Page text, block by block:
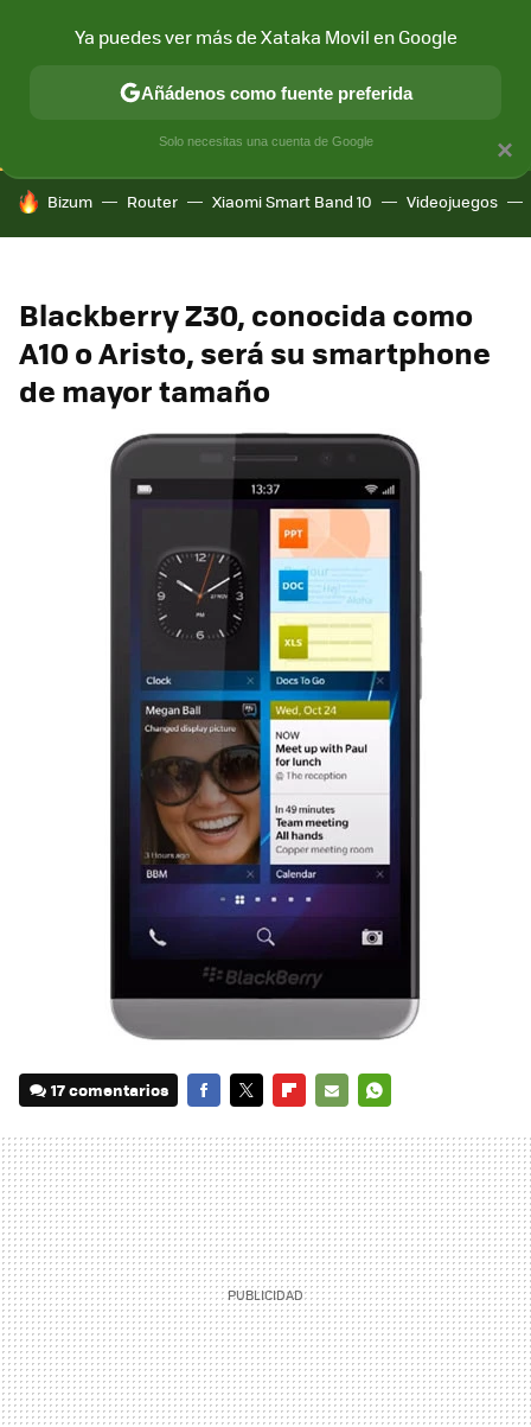
CONECTIVIDAD MÓVIL Y SOCIEDAD APLICACIONES
HOY SE HABLA DE
Bizum Router Xiaomi Smart Band 10 Videojuegos
Blackberry Z30, conocida como
A10 o Aristo, será su smartphone
de mayor tamaño
17 comentarios
MAIL
×
Ya puedes ver más de Xataka Movil en Google
Añádenos como fuente preferida
Solo necesitas una cuenta de Google